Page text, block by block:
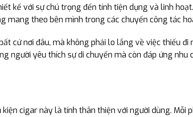
kế với sự chú trọng đến tính tiện dụng và linh
mang theo bên mình trong các chuyến công tác
cứ nơi đâu, mà không phải lo lắng về việc thiếu đi
người yêu thích sự di chuyển mà còn đáp ứng nhu
cigar này là tính thân thiện với người dùng. Mỗi